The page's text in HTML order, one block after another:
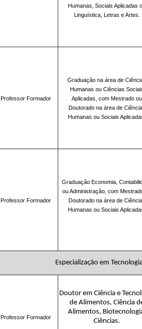
Humanas, Sociais Aplicadas
Linguística, Letras e Artes.
Professor Formador
Graduação na área de
Humanas ou Ciências
Aplicadas, com Mestrado ou
Doutorado na área de
Humanas ou Sociais
Professor Formador
Graduação Economia,
ou Administração, com
Doutorado na área de
Humanas ou Sociais
Especialização em
Professor Formador
Doutor em Ciência e
de Alimentos, Ciência
Alimentos,
Ciências.